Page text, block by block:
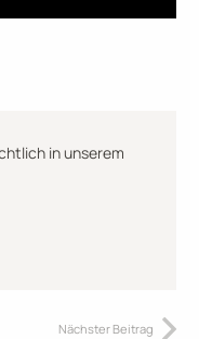
in unserem
Nächster Beitrag